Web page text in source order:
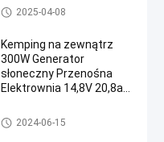
SOS
Przenośna elektrownia
2025-04-08
Kemping na zewnątrz
300W Generator
słoneczny Przenośna
Elektrownia 14,8V 20,8ah
wielofunkcyjna
Przenośna elektrownia
2024-06-15